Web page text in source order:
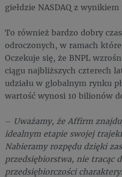
giełdzie NASDAQ z
To również bardzo dobry
odroczonych, w ramach
Oczekuje się, że BNPL
ciągu najbliższych czterech
udziału w globalnym rynku
wartość wynosi 10 bilionów
– Uważamy, że Affirm
idealnym etapie swojej
Nabieramy rozpędu dzięki
przedsiębiorstwa, nie tracąc
przedsiębiorczości